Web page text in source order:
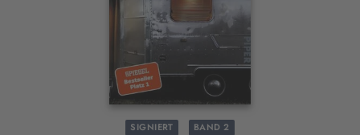
SIGNIERT BAND 2